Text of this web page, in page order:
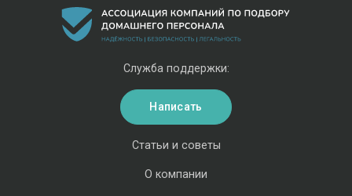
Статьи и советы
О компании
Служба поддержки:
Написать